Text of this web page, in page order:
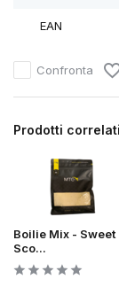
EAN
Confronta
Prodotti correlati
Boilie Mix - Sweet
Sco...